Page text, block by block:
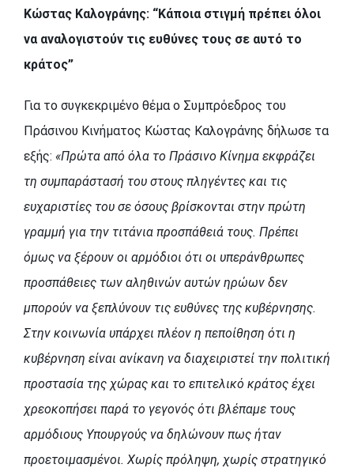
Κώστας Καλογράνης: “Κάποια στιγμή πρέπει όλοι
να αναλογιστούν τις ευθύνες τους σε αυτό το
κράτος”
Για το συγκεκριμένο θέμα ο Συμπρόεδρος του
Πράσινου Κινήματος Κώστας Καλογράνης δήλωσε τα
εξής: «Πρώτα από όλα το Πράσινο Κίνημα εκφράζει
τη συμπαράστασή του στους πληγέντες και τις
ευχαριστίες του σε όσους βρίσκονται στην πρώτη
γραμμή για την τιτάνια προσπάθειά τους. Πρέπει
όμως να ξέρουν οι αρμόδιοι ότι οι υπεράνθρωπες
προσπάθειες των αληθινών αυτών ηρώων δεν
μπορούν να ξεπλύνουν τις ευθύνες της κυβέρνησης.
Στην κοινωνία υπάρχει πλέον η πεποίθηση ότι η
κυβέρνηση είναι ανίκανη να διαχειριστεί την πολιτική
προστασία της χώρας και το επιτελικό κράτος έχει
χρεοκοπήσει παρά το γεγονός ότι βλέπαμε τους
αρμόδιους Υπουργούς να δηλώνουν πως ήταν
προετοιμασμένοι. Χωρίς πρόληψη, χωρίς στρατηγικό